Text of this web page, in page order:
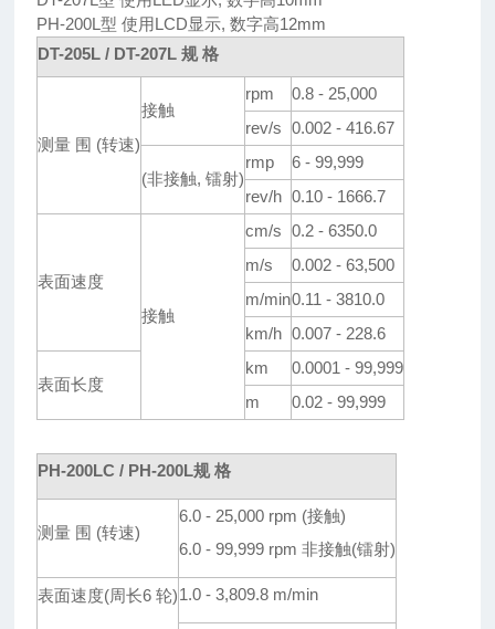
PH-200L型 使用LCD显示, 数字高12mm
DT-205L / DT-207L 规 格
测量 围 (转速)
接触
rpm
0.8 - 25,000
rev/s
0.002 - 416.67
(非接触, 镭射)
rmp
6 - 99,999
rev/h 0.10 - 1666.7
表面速度
接触
cm/s
0.2 - 6350.0
m/s
0.002 - 63,500
m/min0.11 - 3810.0
km/h 0.007 - 228.6
表面长度
km
0.0001 - 99,999
m
0.02 - 99,999
PH-200LC / PH-200L规 格
测量 围 (转速)
6.0 - 25,000 rpm (接触)
6.0 - 99,999 rpm 非接触(镭射)
表面速度(周长6 轮)1.0 - 3,809.8 m/min